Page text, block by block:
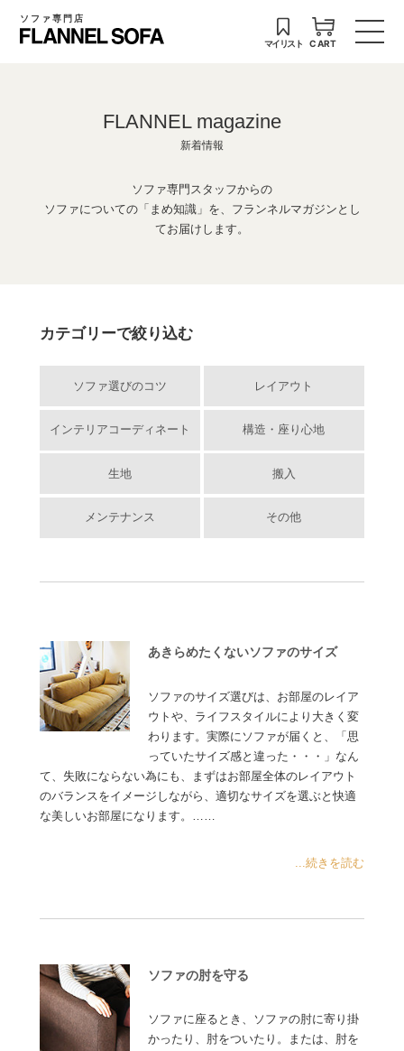
ソファ専門店
マイリスト CART
FLANNEL magazine
新着情報
ソファ専門スタッフからの
ソファについての「まめ知識」を、フランネルマガジンとし
てお届けします。
カテゴリーで絞り込む
ソファ選びのコツ レイアウト
インテリアコーディネート 構造・座り心地
生地 搬入
メンテナンス その他
あきらめたくないソファのサイズ
ソファのサイズ選びは、お部屋のレイア
ウトや、ライフスタイルにより大きく変
わります。実際にソファが届くと、「思
っていたサイズ感と違った・・・」なん
て、失敗にならない為にも、まずはお部屋全体のレイアウト
のバランスをイメージしながら、適切なサイズを選ぶと快適
な美しいお部屋になります。……
...続きを読む
ソファの肘を守る
ソファに座るとき、ソファの肘に寄り掛
かったり、肘をついたり。または、肘を